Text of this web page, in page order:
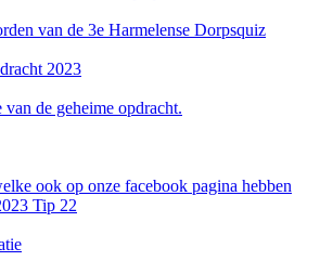
van de 3e Harmelense Dorpsquiz
2023
de geheime opdracht.
ook op onze facebook pagina hebben
Tip 22